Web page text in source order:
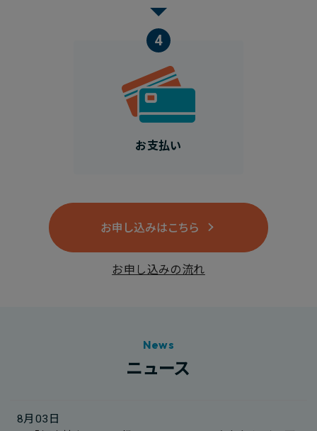
4
お支払い
お申し込みはこちら
お申し込みの流れ
News
ニュース
8月03日